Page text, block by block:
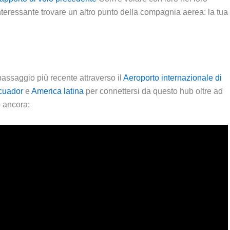
trovare un altro punto della compagnia aerea: la tua
più recente attraverso il Aeroporto internazionale di
e America latina per connettersi da questo hub oltre ad
ancora: